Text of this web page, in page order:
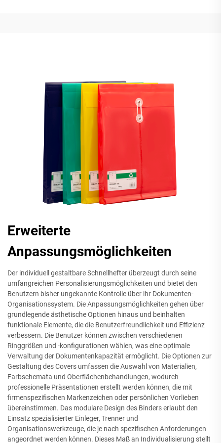
Erweiterte
Anpassungsmöglichkeiten
Der individuell gestaltbare Schnellhefter überzeugt durch seine
umfangreichen Personalisierungsmöglichkeiten und bietet den
Benutzern bisher ungekannte Kontrolle über ihr Dokumenten-
Organisationssystem. Die Anpassungsmöglichkeiten gehen über
grundlegende ästhetische Optionen hinaus und beinhalten
funktionale Elemente, die die Benutzerfreundlichkeit und Effizienz
verbessern. Die Benutzer können zwischen verschiedenen
Ringgrößen und -konfigurationen wählen, was eine optimale
Verwaltung der Dokumentenkapazität ermöglicht. Die Optionen zur
Gestaltung des Covers umfassen die Auswahl von Materialien,
Farbschemata und Oberflächenbehandlungen, wodurch
professionelle Präsentationen erstellt werden können, die mit
firmenspezifischen Markenzeichen oder persönlichen Vorlieben
übereinstimmen. Das modulare Design des Binders erlaubt den
Einsatz spezialisierter Einleger, Trenner und
Organisationswerkzeuge, die je nach spezifischen Anforderungen
angeordnet werden können. Dieses Maß an Individualisierung stellt